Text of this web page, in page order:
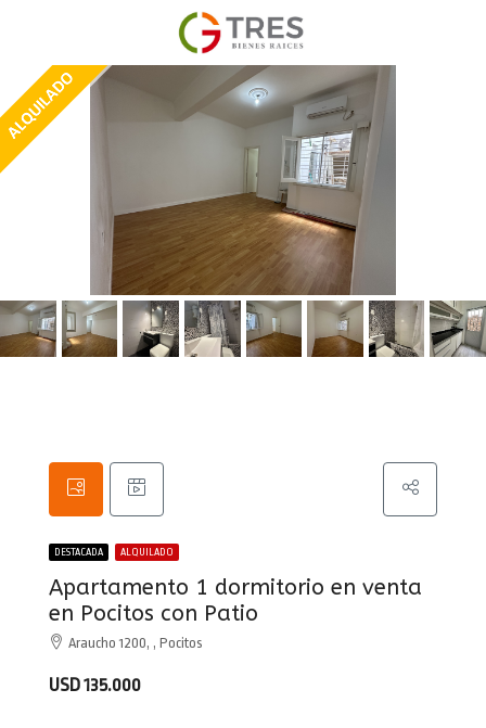
DESTACADA ALQUILADO
Apartamento 1 dormitorio en venta
en Pocitos con Patio
Araucho 1200, , Pocitos
USD 135.000